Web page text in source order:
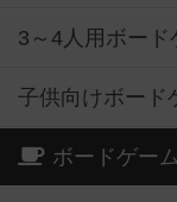
3～4人用ボード
子供向けボード
ボードゲー